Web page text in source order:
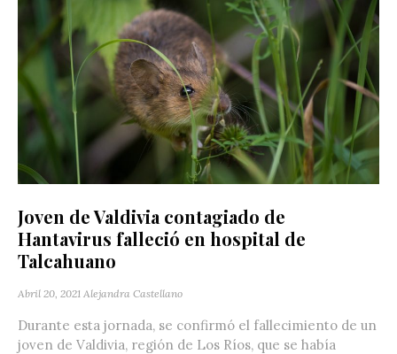
Joven de Valdivia contagiado de
Hantavirus falleció en hospital de
Talcahuano
Abril 20, 2021 Alejandra Castellano
Durante esta jornada, se confirmó el fallecimiento de un
joven de Valdivia, región de Los Ríos, que se había